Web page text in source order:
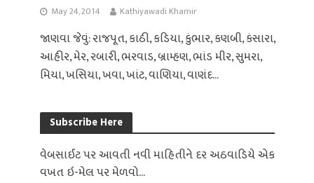
May 24, 2014 Kathiyawadi Khamir
જાણવા જેવું: રાજપૂત, કાઠી, કડિયા, કુંભાર, કણબી, કંસારા,
આહીર, મેર, રબારી, ભરવાડ, બ્રામ્હણ, ભાંડ મીર, સુમરા,
મિયા, ખસિયા, ખવા, ખાંટ, વાણિયા, વાણંદ...
Subscribe Here
વેબસાઈટ પર આવતી નવી માહિતીને દર અઠવાડિયે એક
વખત ઇ-મેલ પર મેળવો...